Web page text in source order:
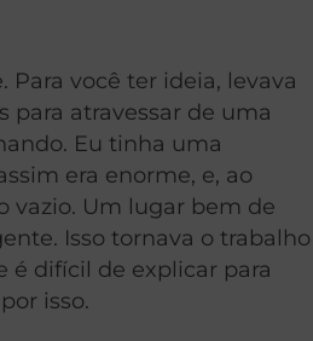
Para você ter ideia, levava
para atravessar de uma
Eu tinha uma
era enorme, e, ao
vazio. Um lugar bem de
Isso tornava o trabalho
é difícil de explicar para
isso.